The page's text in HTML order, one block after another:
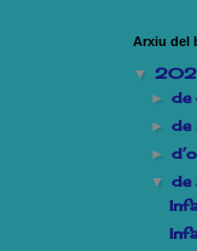
Arxiu del
▼
►de
►de
►
▼de